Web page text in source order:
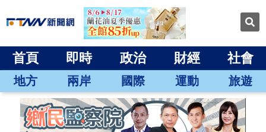
首頁 即時 政治 財經 社會
地方 兩岸 國際 運動 旅遊